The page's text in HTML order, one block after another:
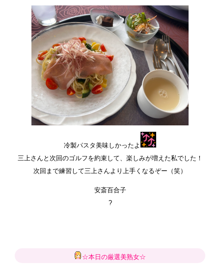
冷製パスタ美味しかったよ
三上さんと次回のゴルフを約束して、楽しみが増えた私でした！
次回まで練習して三上さんより上手くなるぞー（笑）
安斎百合子
?
☆本日の厳選美熟女☆